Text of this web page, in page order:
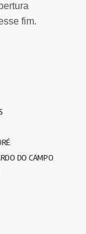
fim.
DO CAMPO